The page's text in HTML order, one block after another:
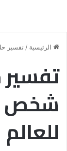
الرئيسية / تفسير
شخص
للعالم